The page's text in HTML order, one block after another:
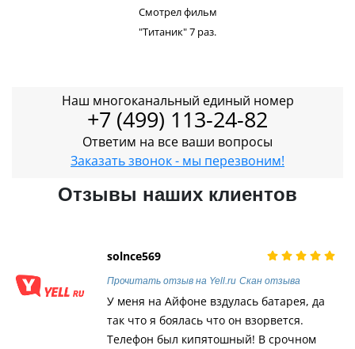
Смотрел фильм
"Титаник" 7 раз.
Наш многоканальный единый номер
+7 (499) 113-24-82
Ответим на все ваши вопросы
Заказать звонок - мы перезвоним!
Отзывы наших клиентов
solnce569
Прочитать отзыв на Yell.ru Скан отзыва
У меня на Айфоне вздулась батарея, да
так что я боялась что он взорвется.
Телефон был кипятошный! В срочном